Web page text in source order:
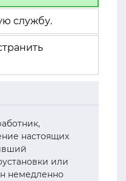
службу.
настоящих
или
немедленно